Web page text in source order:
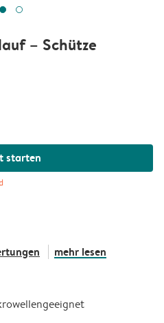
– Schütze
starten
mehr lesen